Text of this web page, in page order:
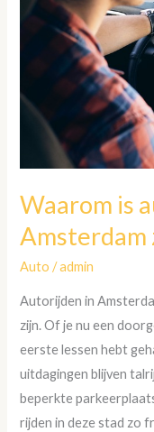
Waarom is
Auto /admin
Autorijden in
zijn. Of je nu een
eerste lessen hebt
uitdagingen blijven
beperkte
rijden in deze stad zo
autorijden
Amsterdam
frustrerend?